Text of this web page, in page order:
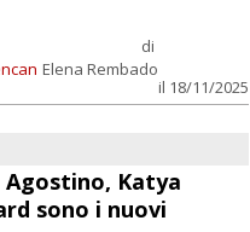
di
Elena Rembado
il 18/11/2025
Agostino, Katya
sono i nuovi